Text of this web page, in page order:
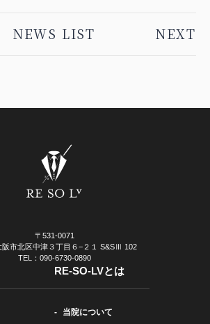
NEWS LIST NEXT
〒531-0071
阪市北区中津３丁目６−２１ S&SⅢ 102
TEL：090-6730-0890
RE-SO-LVとは
当院について